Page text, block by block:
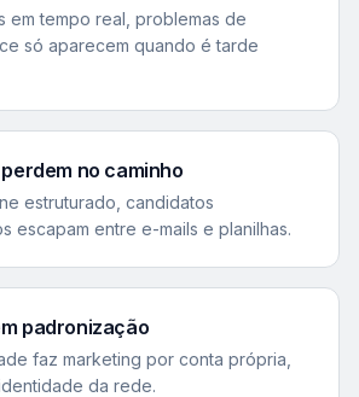
em tempo real, problemas de
só aparecem quando é tarde
no caminho
estruturado, candidatos
escapam entre e-mails e planilhas.
padronização
faz marketing por conta própria,
da rede.